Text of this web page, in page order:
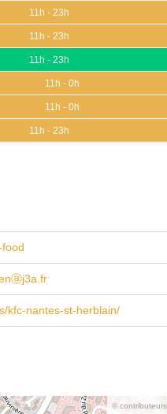
11h - 23h
11h - 23h
11h - 23h
11h - 0h
11h - 0h
11h - 23h
kfc-nantes-st-herblain/
©